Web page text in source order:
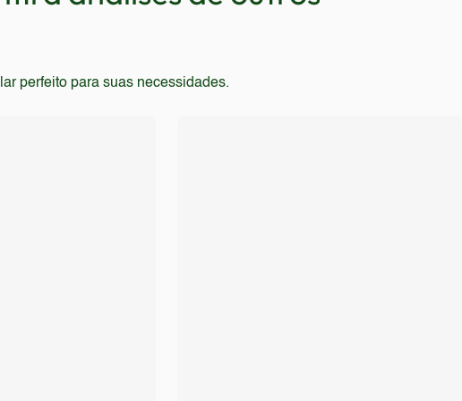
perfeito para suas necessidades.